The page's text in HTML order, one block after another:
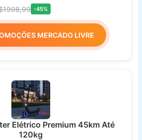
-45%
MERCADO LIVRE
Elétrico Premium 45km Até
120kg